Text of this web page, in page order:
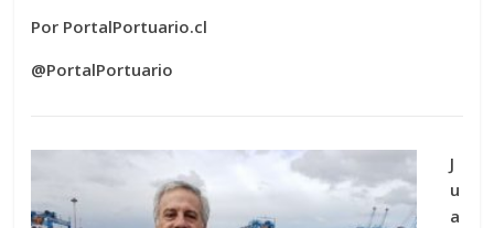
Por PortalPortuario.cl
@PortalPortuario
J
u
a